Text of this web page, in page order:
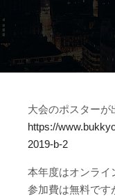
大会のポスターが
https://
2019-b-2
本年度はオンライ
参加費は無料です